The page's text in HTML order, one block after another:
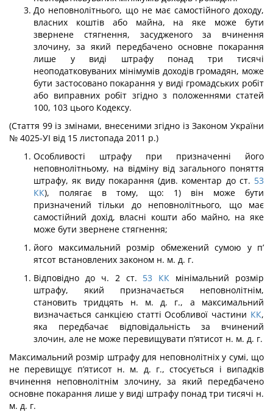
До неповнолітнього, що не має самостійного доходу,
власних коштів або майна, на яке може бути
звернене стягнення, засудженого за вчинення
злочину, за який передбачено основне покарання
лише у виді штрафу понад три тисячі
неоподатковуваних мінімумів доходів громадян, може
бути застосовано покаран­ня у виді громадських робіт
або виправних робіт згідно з положеннями статей
100, 103 цього Кодексу.
(Стаття 99 із змінами, внесеними згідно із Законом України
№ 4025-УІ від 15 листопада 2011 р.)
Особливості штрафу при призначенні його
неповнолітньому, на відміну від загального поняття
штрафу, як виду покарання (див. коментар до ст. 53
КК), по­лягає в тому, що: 1) він може бути
призначений тільки до неповнолітнього, що має
самостійний дохід, власні кошти або майно, на яке
може бути звернене стягнення;
його максимальний розмір обмежений сумою у п’
ятсот встановлених законом н. м. д. г.
Відповідно до ч. 2 ст. 53 КК мінімальний розмір
штрафу, який призначається неповнолітнім,
становить тридцять н. м. д. г., а максимальний
визначається санкцією статті Особливої частини КК,
яка передбачає відповідальність за вчинений
злочин, але не може перевищувати п’ятисот н. м. д. г.
Максимальний розмір штрафу для неповнолітніх у сумі, що
не перевищує п’ятисот н. м. д. г., стосується і випадків
вчинення неповнолітнім злочину, за який передбачено
основне покарання лише у виді штрафу понад три тисячі н.
м. д. г.